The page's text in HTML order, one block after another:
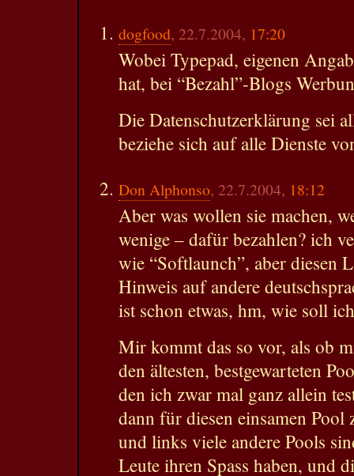
dogfood, 22.7.2004, 17:20
Wobei Typepad, eigenen
hat, bei “Bezahl”-Blogs
Die Datenschutzerklärung sei
beziehe sich auf alle Dienste
Don Alphonso, 22.7.2004, 18:12
Aber was wollen sie machen,
wenige – dafür bezahlen? ich
wie “Softlaunch”, aber diesen
Hinweis auf andere
ist schon etwas, hm, wie soll
Mir kommt das so vor, als ob
den ältesten, bestgewarteten
den ich zwar mal ganz allein
dann für diesen einsamen Pool
und links viele andere Pools
Leute ihren Spass haben, und